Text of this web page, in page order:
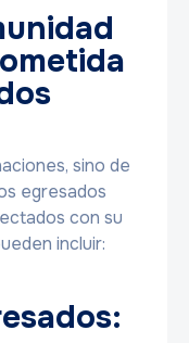
sino de
egresados
con su
incluir: